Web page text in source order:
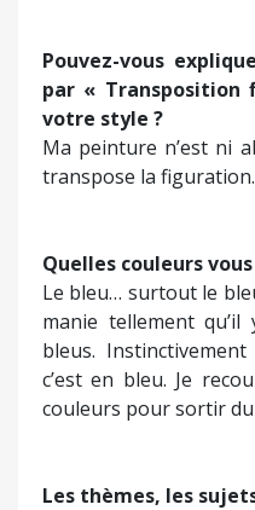
Les thèmes, les
Les arbres parce
la terre. Parce qu’ils
arbres on serait très
ma signature.
Des rencontres avec
été pour
déterminantes ?
Oui. Ainsi avec Zao
chinoise installé à
Ses toiles,